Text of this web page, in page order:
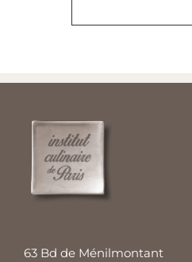
63 Bd de Ménilmontant